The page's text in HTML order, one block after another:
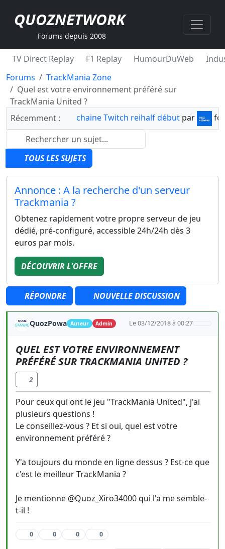
QUOZNETWORK
Forums depuis 2008
TV Direct Replay F1 Replay HumourDuWeb
Forums
TrackMania Zone
Quel est votre environnement préféré sur
TrackMania United ?
Récemment :
chaine Twitch reihalf début par
TOUS LES SUJETS
Annonce : A la recherche d'un serveur
Trackmania ?
Obtenez rapidement votre propre serveur de jeu
dédié, pré-configuré, accessible 24h/24h dès 3
euros par mois.
DÉCOUVRIR L'OFFRE
RÉPONDRE NOUVELLE DISCUSSION
QuozPowa Auteur Admin Le 03/12/2018 à 00:27
QUEL EST VOTRE ENVIRONNEMENT
PRÉFÉRÉ SUR TRACKMANIA UNITED ?
2
Pour ceux qui ont le jeu "TrackMania United", j'ai
plusieurs questions !
Le conseillez-vous ? Et si oui, quel est votre
environnement préféré ?
Y'a toujours du monde en ligne dessus ? Est-ce que
c'est le meilleur TrackMania ?
Je mentionne @Quoz_Xiro34000 qui l'a me semble-
t-il !
0 0 0 0